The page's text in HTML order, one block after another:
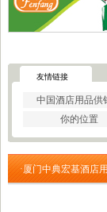
·高锋新颖建材（苏州
广州劲封行工程机
巩义市瑞祥供水材料
洛阳大泉水处理设备
上海信衡电子地磅模
·郑州大沽贸易有限
·东莞市立达信皮革
·深圳市元世通电子
·深圳市讯能电子有
友情链接
中国酒店用品供
你的位置
·厦门中典宏基酒店